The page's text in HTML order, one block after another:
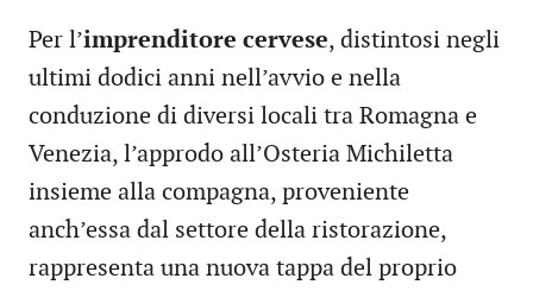
Per l’imprenditore cervese, distintosi negli
ultimi dodici anni nell’avvio e nella
conduzione di diversi locali tra Romagna e
Venezia, l’approdo all’Osteria Michiletta
insieme alla compagna, proveniente
anch’essa dal settore della ristorazione,
rappresenta una nuova tappa del proprio